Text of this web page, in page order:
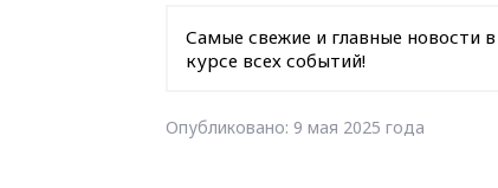
Самые свежие и главные новости
курсе всех событий!
Опубликовано: 9 мая 2025 года